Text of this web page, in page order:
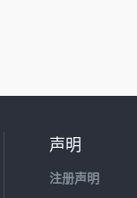
声明
注册声明